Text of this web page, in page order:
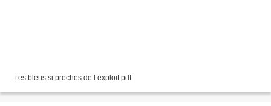
- Les bleus si proches de l exploit.pdf